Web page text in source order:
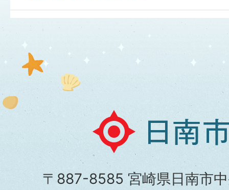
日
南
市
〒887-8585 宮崎県日南市